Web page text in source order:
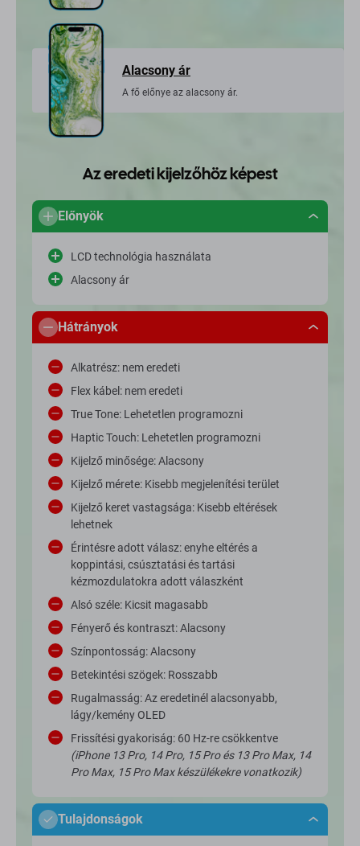
Alacsony ár
A fő előnye az alacsony ár.
Az eredeti kijelzőhöz képest
Előnyök
LCD technológia használata
Alacsony ár
Hátrányok
Alkatrész: nem eredeti
Flex kábel: nem eredeti
True Tone: Lehetetlen programozni
Haptic Touch: Lehetetlen programozni
Kijelző minősége: Alacsony
Kijelző mérete: Kisebb megjelenítési terület
Kijelző keret vastagsága: Kisebb eltérések
lehetnek
Érintésre adott válasz: enyhe eltérés a
koppintási, csúsztatási és tartási
kézmozdulatokra adott válaszként
Alsó széle: Kicsit magasabb
Fényerő és kontraszt: Alacsony
Színpontosság: Alacsony
Betekintési szögek: Rosszabb
Rugalmasság: Az eredetinél alacsonyabb,
lágy/kemény OLED
Frissítési gyakoriság: 60 Hz-re csökkentve
(iPhone 13 Pro, 14 Pro, 15 Pro és 13 Pro Max, 14
Pro Max, 15 Pro Max készülékekre vonatkozik)
Tulajdonságok